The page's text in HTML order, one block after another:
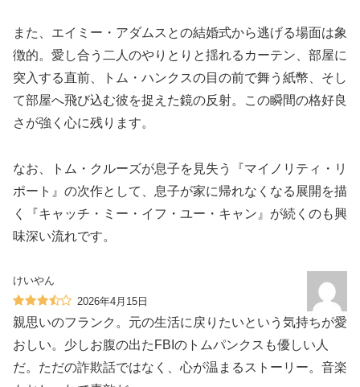
また、エイミー・アダムスとの結婚式から逃げる場面は象
徴的。愛し合う二人のやりとりと揺れるカーテン、部屋に
突入する直前、トム・ハンクスの目の前で舞う紙幣、そし
て部屋へ飛び込む彼を捉えた鏡の反射。この瞬間の格好良
さが強く心に残ります。
なお、トム・クルーズが息子を見失う『マイノリティ・リ
ポート』の次作として、息子が家に帰れなくなる展開を描
く『キャッチ・ミー・イフ・ユー・キャン』が続くのも興
味深い流れです。
けいやん
2026年4月15日
親思いのフランク。元の生活に戻りたいという気持ちが愛
おしい。少しお腹の出たFBIのトムパンクスも優しい人
だ。ただの詐欺話ではなく、心が温まるストーリー。音楽